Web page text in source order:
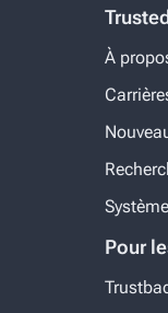
À
Pour